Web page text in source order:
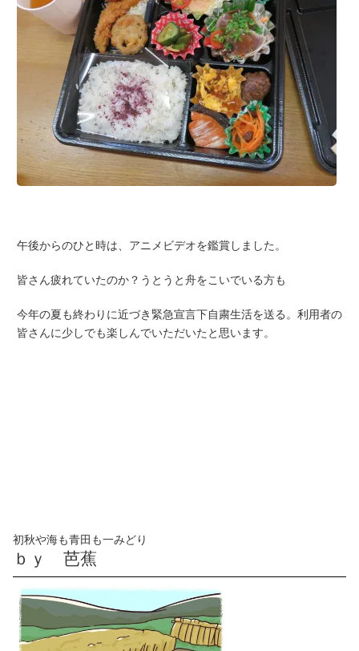
午後からのひと時は、アニメビデオを鑑賞しました。
皆さん疲れていたのか？うとうと舟をこいでいる方も
今年の夏も終わりに近づき緊急宣言下自粛生活を送る。利用者の
皆さんに少しでも楽しんでいただいたと思います。
初秋や海も青田も一みどり
ｂｙ 芭蕉